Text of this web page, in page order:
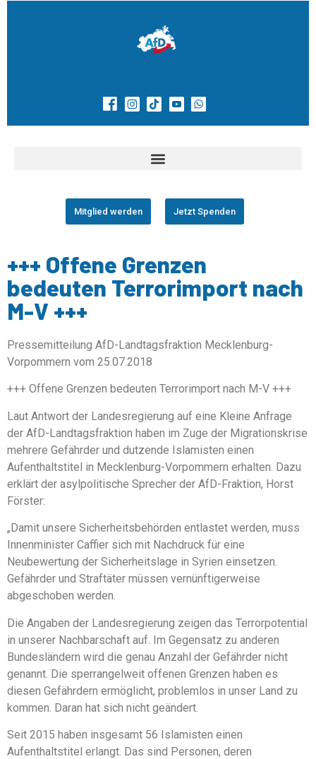
Mitglied werden Jetzt Spenden
+++ Offene Grenzen
bedeuten Terrorimport nach
M-V +++
Pressemitteilung AfD-Landtagsfraktion Mecklenburg-
Vorpommern vom 25.07.2018
+++ Offene Grenzen bedeuten Terrorimport nach M-V +++
Laut Antwort der Landesregierung auf eine Kleine Anfrage
der AfD-Landtagsfraktion haben im Zuge der Migrationskrise
mehrere Gefährder und dutzende Islamisten einen
Aufenthaltstitel in Mecklenburg-Vorpommern erhalten. Dazu
erklärt der asylpolitische Sprecher der AfD-Fraktion, Horst
Förster:
„Damit unsere Sicherheitsbehörden entlastet werden, muss
Innenminister Caffier sich mit Nachdruck für eine
Neubewertung der Sicherheitslage in Syrien einsetzen.
Gefährder und Straftäter müssen vernünftigerweise
abgeschoben werden.
Die Angaben der Landesregierung zeigen das Terrorpotential
in unserer Nachbarschaft auf. Im Gegensatz zu anderen
Bundesländern wird die genau Anzahl der Gefährder nicht
genannt. Die sperrangelweit offenen Grenzen haben es
diesen Gefährdern ermöglicht, problemlos in unser Land zu
kommen. Daran hat sich nicht geändert.
Seit 2015 haben insgesamt 56 Islamisten einen
Aufenthaltstitel erlangt. Das sind Personen, deren